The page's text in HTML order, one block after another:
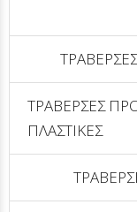
ΤΡΑΒΕΡΣΕΣ
ΠΛΑΣΤΙΚΕΣ